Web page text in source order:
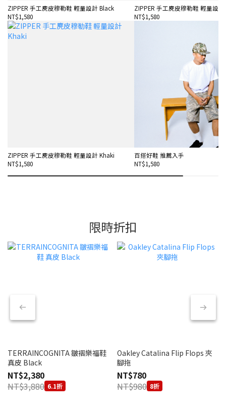
ZIPPER 手工麂皮穆勒鞋 輕量設計 Black
NT$1,580
ZIPPER 手工麂皮穆勒鞋 輕量設
NT$1,580
ZIPPER 手工麂皮穆勒鞋 輕量設計 Khaki
NT$1,580
百搭好鞋 推薦入手
NT$1,580
限時折扣
TERRAINCOGNITA 皺褶樂福鞋
真皮 Black
NT$2,380
NT$3,880 6.1折
Oakley Catalina Flip Flops 夾
腳拖
NT$780
NT$980 8折